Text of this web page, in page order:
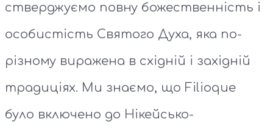
стверджуємо повну божественність і
особистість Святого Духа, яка по-
різному виражена в східній і західній
традиціях. Ми знаємо, що Filioque
було включено до Нікейсько-